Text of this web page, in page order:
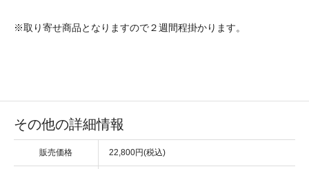
※取り寄せ商品となりますので２週間程掛かります。
その他の詳細情報
販売価格 22,800円(税込)